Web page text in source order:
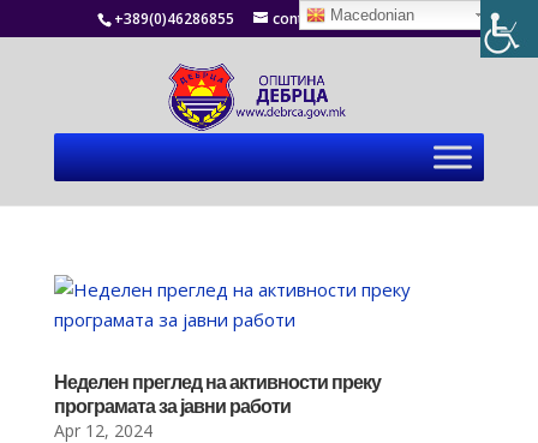
+389(0)46286855 contact@debrca.gov.mk
Неделен преглед на активности преку
програмата за јавни работи
Apr 12, 2024
Macedonian